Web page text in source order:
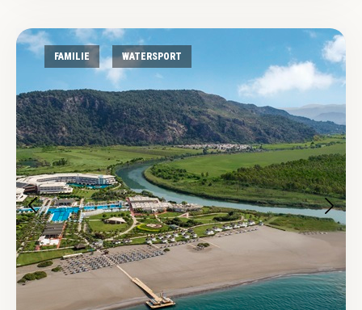
FAMILIE WATERSPORT